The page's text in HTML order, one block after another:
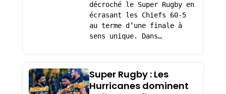
décroché le Super Rugby en
écrasant les Chiefs 60-5
au terme d’une finale à
sens unique. Dans…
Super Rugby : Les
Hurricanes dominent